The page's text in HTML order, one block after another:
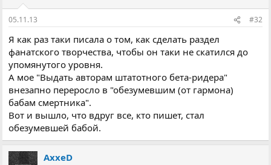
05.11.13 #32
Я как раз таки писала о том, как сделать раздел
фанатского творчества, чтобы он таки не скатился до
упомянутого уровня.
А мое "Выдать авторам штатотного бета-ридера"
внезапно переросло в "обезумевшим (от гармона)
бабам смертника".
Вот и вышло, что вдруг все, кто пишет, стал
обезумевшей бабой.
AxxeD